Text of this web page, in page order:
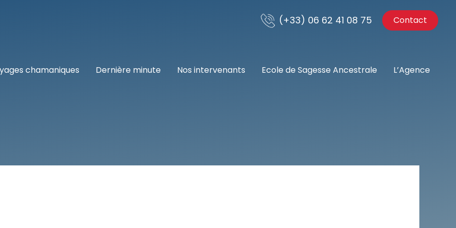
(+33) 06 62 41 08 75 Contact
chamaniques Dernière minute Nos intervenants Ecole de Sagesse Ancestrale L’Agence